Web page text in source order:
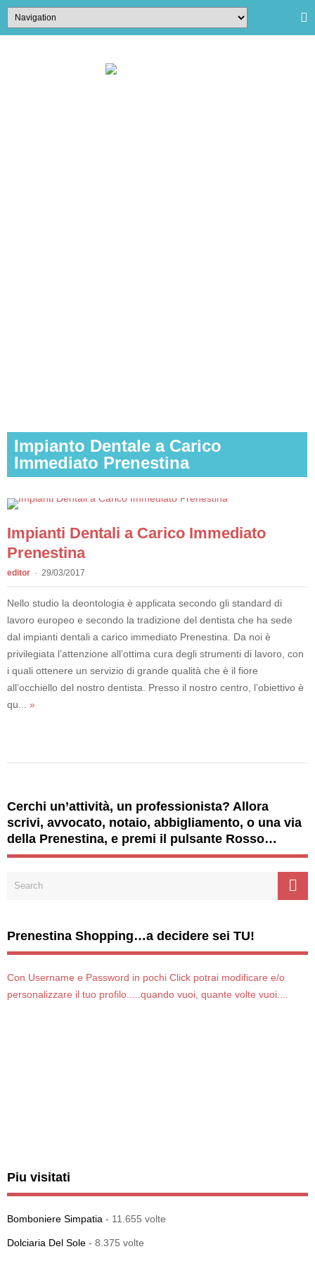
Impianto Dentale a Carico
Immediato Prenestina
Impianti Dentali a Carico Immediato
Prenestina
editor 29/03/2017
Nello studio la deontologia è applicata secondo gli standard di
lavoro europeo e secondo la tradizione del dentista che ha sede
dal impianti dentali a carico immediato Prenestina. Da noi è
privilegiata l’attenzione all’ottima cura degli strumenti di lavoro, con
i quali ottenere un servizio di grande qualità che è il fiore
all’occhiello del nostro dentista. Presso il nostro centro, l’obiettivo è
qu... »
Cerchi un’attività, un professionista? Allora
scrivi, avvocato, notaio, abbigliamento, o una via
della Prenestina, e premi il pulsante Rosso…
Prenestina Shopping…a decidere sei TU!
Con Username e Password in pochi Click potrai modificare e/o
personalizzare il tuo profilo.....quando vuoi, quante volte vuoi....
Piu visitati
Bomboniere Simpatia - 11.655 volte
Dolciaria Del Sole - 8.375 volte